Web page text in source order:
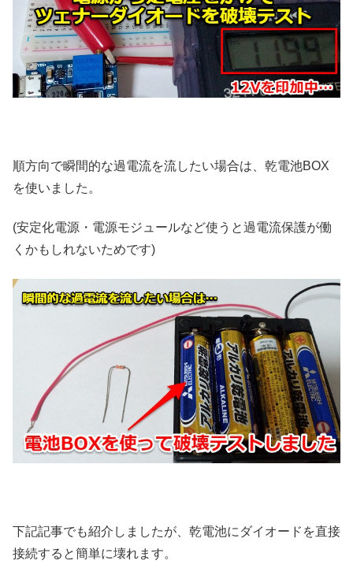
順方向で瞬間的な過電流を流したい場合は、乾電池BOX
を使いました。
(安定化電源・電源モジュールなど使うと過電流保護が働
くかもしれないためです)
下記記事でも紹介しましたが、乾電池にダイオードを直接
接続すると簡単に壊れます。